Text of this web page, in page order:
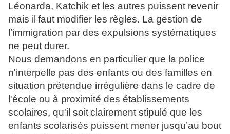
Léonarda, Katchik et les autres puissent revenir
mais il faut modifier les règles. La gestion de
l’immigration par des expulsions systématiques
ne peut durer.
Nous demandons en particulier que la police
n'interpelle pas des enfants ou des familles en
situation prétendue irrégulière dans le cadre de
l'école ou à proximité des établissements
scolaires, qu'il soitclairement stipulé que les
enfants scolarisés puissent mener jusqu’au bout